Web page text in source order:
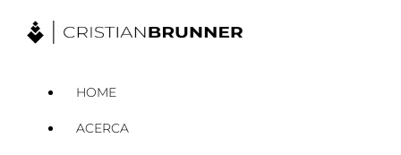
HOME
ACERCA